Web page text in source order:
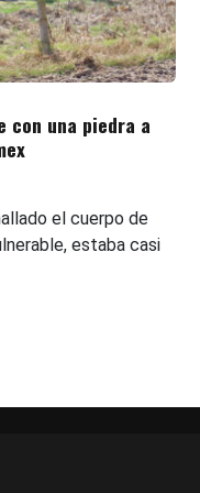
con una piedra a
el cuerpo de
estaba casi